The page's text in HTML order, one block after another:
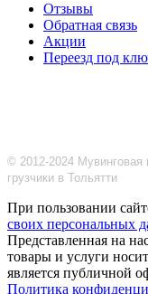
Отзывы
Обратная связь
Акции
Переезд под
© 2012-2024 Мувинговая
грузчики в Тольятти
При пользовании
своих персональных
Представленная на
товары и услуги
является публичной
Политика